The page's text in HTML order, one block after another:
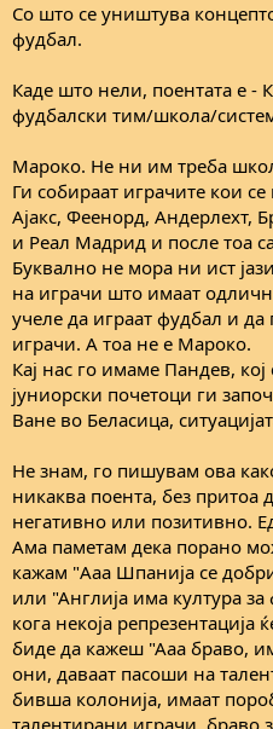
Со што се уништува
фудбал.
Каде што нели, поентата е -
фудбалски тим/школа/
Мароко. Не ни им треба
Ги собираат играчите кои
Ајакс, Феенорд, Андерлехт,
и Реал Мадрид и после тоа
Буквално не мора ни ист
на играчи што имаат
учеле да играат фудбал и да
играчи. А тоа не е Мароко.
Кај нас го имаме Пандев,
јуниорски почетоци ги
Ване во Беласица,
Не знам, го пишувам ова
никаква поента, без
негативно или позитивно.
Ама паметам дека порано
кажам "Aаа Шпанија се
или "Англија има култура
кога некоја репрезентација
биде да кажеш "Ааа браво,
они, даваат пасоши на
бивша колонија, имаат